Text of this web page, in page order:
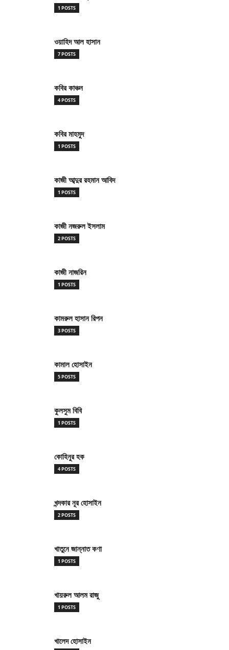
1 POSTS
ওয়াহিদ আল হাসান
7 POSTS
কবির কাঞ্চন
4 POSTS
কবির মাহমুদ
1 POSTS
কাজী আব্দুর রহমান আবিদ
1 POSTS
কাজী নজরুল ইসলাম
2 POSTS
কাজী নাজরিন
1 POSTS
কামরুল হাসান রিপন
3 POSTS
কামাল হোসাইন
5 POSTS
কুলসুম বিবি
1 POSTS
কোহিনুর হক
4 POSTS
খন্দকার নূর হোসাইন
2 POSTS
খাতুনে জান্নাত কণা
1 POSTS
খায়রুল আলম রাজু
1 POSTS
খালেদ হোসাইন